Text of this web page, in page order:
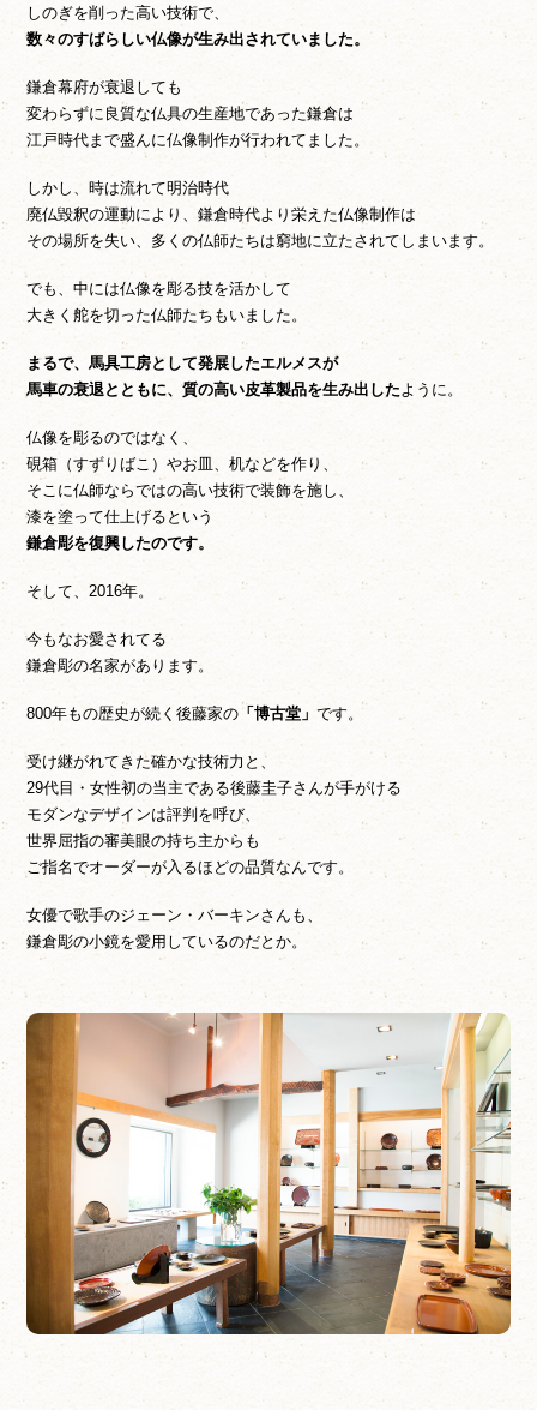
しのぎを削った高い技術で、
数々のすばらしい仏像が生み出されていました。
鎌倉幕府が衰退しても
変わらずに良質な仏具の生産地であった鎌倉は
江戸時代まで盛んに仏像制作が行われてました。
しかし、時は流れて明治時代
廃仏毀釈の運動により、鎌倉時代より栄えた仏像制作は
その場所を失い、多くの仏師たちは窮地に立たされてしまいます。
でも、中には仏像を彫る技を活かして
大きく舵を切った仏師たちもいました。
まるで、馬具工房として発展したエルメスが
馬車の衰退とともに、質の高い皮革製品を生み出した ように。
仏像を彫るのではなく、
硯箱（すずりばこ）やお皿、机などを作り、
そこに仏師ならではの高い技術で装飾を施し、
漆を塗って仕上げるという
鎌倉彫を復興したのです。
そして、2016年。
今もなお愛されてる
鎌倉彫の名家があります。
800年もの歴史が続く後藤家の 「博古堂」です。
受け継がれてきた確かな技術力と、
29代目・女性初の当主である後藤圭子さんが手がける
モダンなデザインは評判を呼び、
世界屈指の審美眼の持ち主からも
ご指名でオーダーが入るほどの品質なんです。
女優で歌手のジェーン・バーキンさんも、
鎌倉彫の小鏡を愛用しているのだとか。